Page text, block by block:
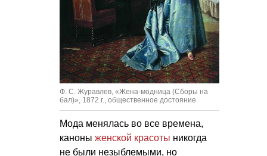
Ф. С. Журавлев, «Жена-модница (Сборы на
бал)», 1872 г., общественное достояние
Мода менялась во все времена,
каноны женской красоты никогда
не были незыблемыми, но